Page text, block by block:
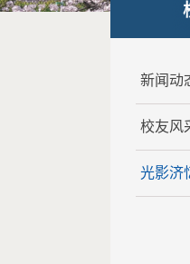
新闻动
校友风
光影济